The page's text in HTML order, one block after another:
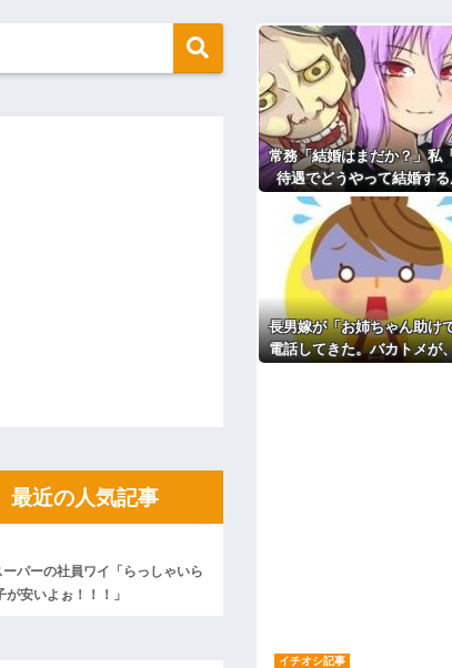
ようと振り向こうとしたら耳元でハサミの音がした！...
員→副業でウーバーやってるんやが金がない
誰が神輿担いでるの？屋台出店してる奴らは誰の許可を
給600万の時代へwwwwwwwwwwwwwwwwwww
だらけの美人海鮮料理人、現る！！←コレはセクシー過ぎ
が番組出演タレントから性被害！？←コレマジならヤバく
いた4万4000円のフィギュアがヤバすぎるｗｗｗｗｗｗ
家の金庫触らないでよ！」キチママ『そこに金庫があっ
としただけ☆』義兄「泥は出てけ！二度と来るな！」結
けどなんのお茶？」彼「ちっ！」私「」
・・２軍でも盛大にやらかす←あまり悲しませないでく
６
分
不
う
常務「結婚はまだか？」私
待遇でどうやって結婚す
す？」→飲み会で本音を返
場が静まり返って…
長男嫁が「お姉ちゃん助け
電話してきた。バカトメが
最近の人気記事
パーの社員ワイ「らっしゃいら
安いよぉ！！！」